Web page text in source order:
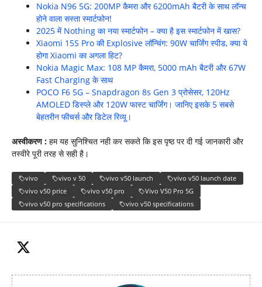
Nokia N96 5G: 200MP कैमरा और 6200mAh बैटरी के साथ लॉन्च
होने वाला सस्ता स्मार्टफोन!
2025 में Nothing का नया स्मार्टफोन – क्या है इस स्मार्टफोन में खास?
Xiaomi 15S Pro की Explosive लॉन्चिंग: 90W चार्जिंग स्पीड, क्या ये
होगा Xiaomi का अगला हिट?
Nokia Magic Max: 108 MP कैमरा, 5000 mAh बैटरी और 67W
Fast Charging के साथ
POCO F6 5G – Snapdragon 8s Gen 3 प्रोसेसर, 120Hz
AMOLED डिस्प्ले और 120W फास्ट चार्जिंग। जानिए इसके 5 सबसे
बेहतरीन फीचर्स और डिटेल रिव्यू।
अस्वीकरण : हम यह सुनिश्चित नही कर सकते कि इस पृष्ठ पर दी गई जानकारी और
तस्वीरे पूरी तरह से सही है।
vivo vivo v 50 vivo v50 launch
vivo v50 launch date
vivo v50 price
vivo v50 pro
Vivo V50 Pro 5G
vivo v50 pro specifications
vivo v50 specifications